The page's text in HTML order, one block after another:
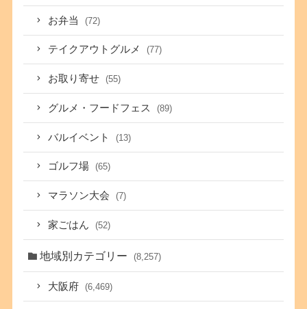
お弁当 (72)
テイクアウトグルメ (77)
お取り寄せ (55)
グルメ・フードフェス (89)
バルイベント (13)
ゴルフ場 (65)
マラソン大会 (7)
家ごはん (52)
地域別カテゴリー (8,257)
大阪府 (6,469)